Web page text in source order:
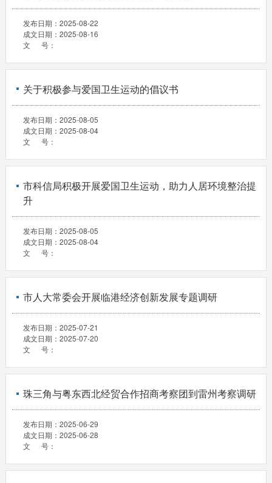
发布日期： 2025-08-22
成文日期： 2025-08-16
文 号：
关于积极参与爱国卫生运动的倡议书
发布日期： 2025-08-05
成文日期： 2025-08-04
文 号：
市科信局积极开展爱国卫生运动，助力人居环境整治提
升
发布日期： 2025-08-05
成文日期： 2025-08-04
文 号：
市人大常委会开展临港经济创新发展专题调研
发布日期： 2025-07-21
成文日期： 2025-07-20
文 号：
珠三角与粤东西北经贸合作招商考察团到雷州考察调研
发布日期： 2025-06-29
成文日期： 2025-06-28
文 号：